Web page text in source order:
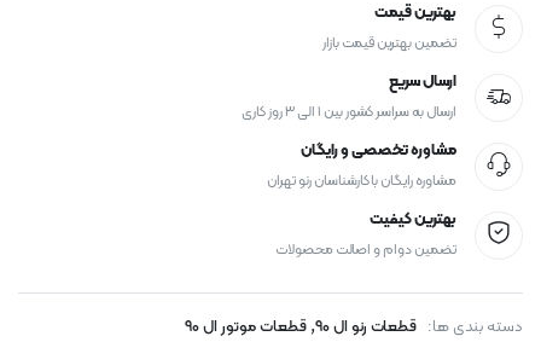
بهترین قیمت
تضمین بهترین قیمت بازار
ارسال سریع
ارسال به سراسر کشور بین ۱ الی ۳ روز کاری
مشاوره تخصصی و رایگان
مشاوره رایگان با کارشناسان رنو تهران
بهترین کیفیت
تضمین دوام و اصالت محصولات
دسته بندی ها: قطعات رنو ال ۹۰ ,قطعات موتور ال ۹۰